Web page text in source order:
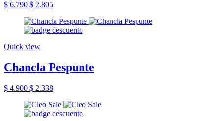
$ 6.790 $ 2.805
Quick view
Chancla Pespunte
$ 4.900 $ 2.338